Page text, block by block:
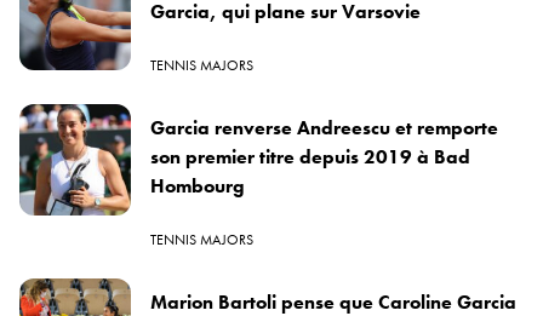
Garcia, qui plane sur Varsovie
TENNIS MAJORS
Garcia renverse Andreescu et remporte
son premier titre depuis 2019 à Bad
Hombourg
TENNIS MAJORS
Marion Bartoli pense que Caroline Garcia